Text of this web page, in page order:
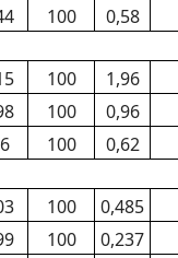
100 0,58
100
1,96
100
0,96
100 0,62
100
0,485
100
0,237